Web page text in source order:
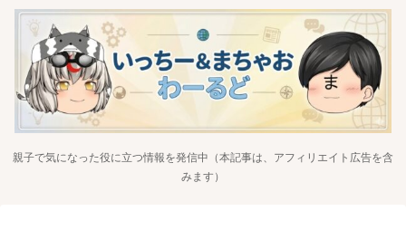
親子で気になった役に立つ情報を発信中（本記事は、アフィリエイト広告を含
みます）